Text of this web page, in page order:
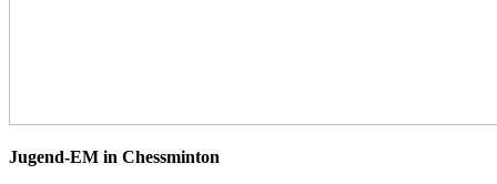
Jugend-EM in Chessminton